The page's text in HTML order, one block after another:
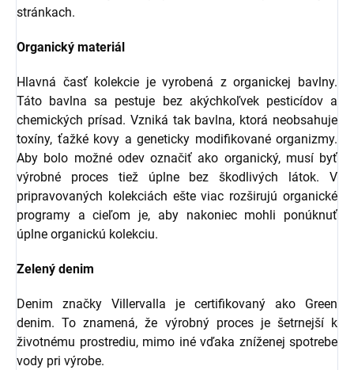
stránkach.
Organický materiál
Hlavná časť kolekcie je vyrobená z organickej bavlny.
Táto bavlna sa pestuje bez akýchkoľvek pesticídov a
chemických prísad. Vzniká tak bavlna, ktorá neobsahuje
toxíny, ťažké kovy a geneticky modifikované organizmy.
Aby bolo možné odev označiť ako organický, musí byť
výrobné proces tiež úplne bez škodlivých látok. V
pripravovaných kolekciách ešte viac rozširujú organické
programy a cieľom je, aby nakoniec mohli ponúknuť
úplne organickú kolekciu.
Zelený denim
Denim značky Villervalla je certifikovaný ako Green
denim. To znamená, že výrobný proces je šetrnejší k
životnému prostrediu, mimo iné vďaka zníženej spotrebe
vody pri výrobe.